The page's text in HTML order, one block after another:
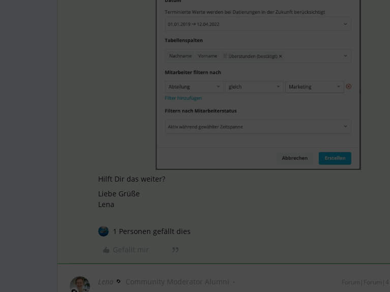
Hilft Dir das weiter?
Liebe Grüße
Lena
1 Personen gefällt dies
Lena Community Moderator Alumni Forum|Forum|4